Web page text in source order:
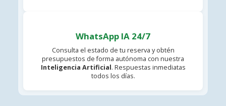
WhatsApp IA 24/7
Consulta el estado de tu reserva y obtén
presupuestos de forma autónoma con nuestra
Inteligencia Artificial. Respuestas inmediatas
todos los días.